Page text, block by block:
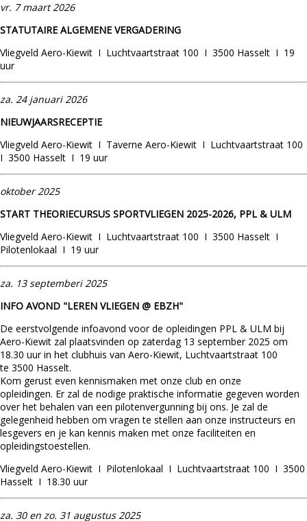
vr. 7 maart 2026
STATUTAIRE ALGEMENE VERGADERING
Vliegveld Aero-Kiewit I Luchtvaartstraat 100 I 3500 Hasselt I 19
uur
za. 24 januari 2026
NIEUWJAARSRECEPTIE
Vliegveld Aero-Kiewit I Taverne Aero-Kiewit I Luchtvaartstraat 100
I 3500 Hasselt I 19 uur
oktober 2025
START THEORIECURSUS SPORTVLIEGEN 2025-2026, PPL & ULM
Vliegveld Aero-Kiewit I Luchtvaartstraat 100 I 3500 Hasselt I
Pilotenlokaal I 19 uur
za. 13 septemberi 2025
INFO AVOND "LEREN VLIEGEN @ EBZH"
De eerstvolgende infoavond voor de opleidingen PPL & ULM bij
Aero-Kiewit zal plaatsvinden op zaterdag 13 september 2025 om
18.30 uur in het clubhuis van Aero-Kiewit, Luchtvaartstraat 100
te 3500 Hasselt.
Kom gerust even kennismaken met onze club en onze
opleidingen. Er zal de nodige praktische informatie gegeven worden
over het behalen van een pilotenvergunning bij ons. Je zal de
gelegenheid hebben om vragen te stellen aan onze instructeurs en
lesgevers en je kan kennis maken met onze faciliteiten en
opleidingstoestellen.
Vliegveld Aero-Kiewit I Pilotenlokaal I Luchtvaartstraat 100 I 3500
Hasselt I 18.30 uur
za. 30 en zo. 31 augustus 2025